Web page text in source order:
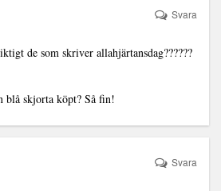
de som skriver allahjärtansdag??????
blå skjorta köpt? Så fin!
Svara
Svara